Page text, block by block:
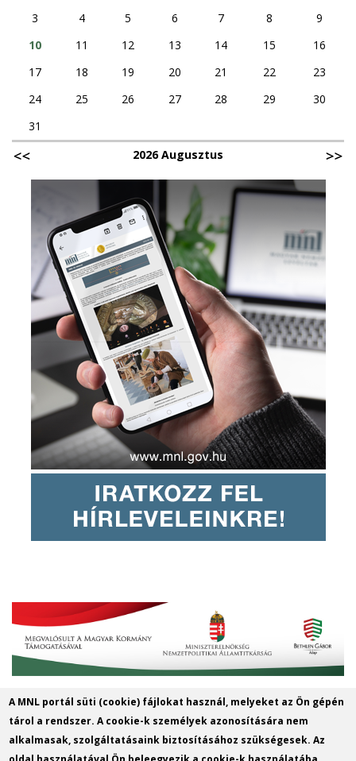
3
4 5 6 7 8
9
10
11 12 13 14 15
16
17
18 19 20 21 22
23
24
25 26 27 28 29
30
31
2026 Augusztus
Magyar Nemzeti Levéltár Győr-Moson-
Sopron Vármegye Győri Levéltára
A MNL portál süti (cookie) fájlokat használ, melyeket az Ön gépén
tárol a rendszer. A cookie-k személyek azonosítására nem
alkalmasak, szolgáltatásaink biztosításához szükségesek. Az